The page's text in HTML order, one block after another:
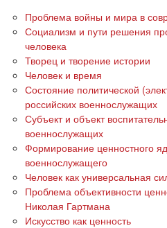
Проблема войны и мира в
Социализм и пути решения
человека
Творец и творение истории
Человек и время
Состояние политической
российских военнослужащих
Субъект и объект
военнослужащих
Формирование ценностного
военнослужащего
Человек как универсальная
Проблема объективности
Николая Гартмана
Искусство как ценность